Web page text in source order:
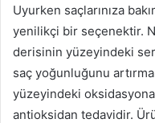
Uyurken saçlarınıza
yenilikçi bir seçenektir.
derisinin yüzeyindeki
saç yoğunluğunu
yüzeyindeki
antioksidan tedavidir.